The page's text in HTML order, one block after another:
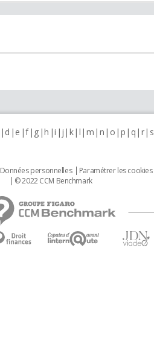
d e f g h i j k l m n o p q r s
Données personnelles Paramétrer les cookies
© 2022 CCM Benchmark